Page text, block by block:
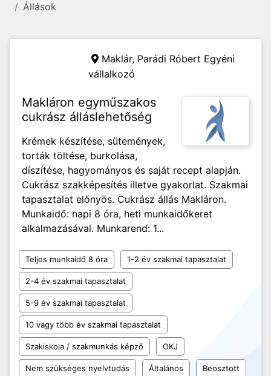
Állások
Maklár, Parádi Róbert Egyéni
vállalkozó
Makláron egyműszakos
cukrász álláslehetőség
Krémek készítése, sütemények,
torták töltése, burkolása,
díszítése, hagyományos és saját recept alapján.
Cukrász szakképesítés illetve gyakorlat. Szakmai
tapasztalat előnyös. Cukrász állás Makláron.
Munkaidő: napi 8 óra, heti munkaidőkeret
alkalmazásával. Munkarend: 1...
Teljes munkaidő 8 óra 1-2 év szakmai tapasztalat
2-4 év szakmai tapasztalat
5-9 év szakmai tapasztalat
10 vagy több év szakmai tapasztalat
Szakiskola / szakmunkás képző OKJ
Nem szükséges nyelvtudás Általános Beosztott